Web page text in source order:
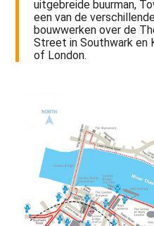
uitgebreide buurman,
een van de
bouwwerken over de
Street in Southwark en
of London.